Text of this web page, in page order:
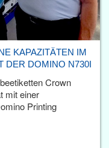
KAPAZITÄTEN IM
DER DOMINO N730I
Crown
mit einer
Printing